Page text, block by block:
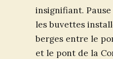
insignifiant.
les buvettes
berges entre le
et le pont de la